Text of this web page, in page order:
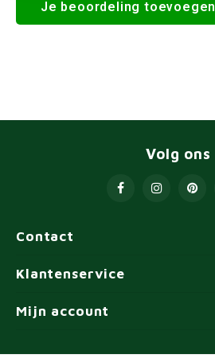
Je beoordeling toevoegen
Contact
Volg ons
Klantenservice
Mijn account